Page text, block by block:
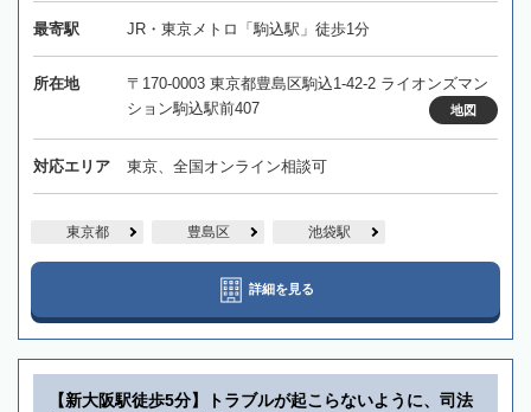
最寄駅 JR・東京メトロ「駒込駅」徒歩1分
所在地
〒170-0003 東京都豊島区駒込1-42-2 ライオンズマン
ション駒込駅前407
地図
対応エリア 東京、全国オンライン相談可
東京都 豊島区 池袋駅
詳細を見る
【新大阪駅徒歩5分】トラブルが起こらないように、司法